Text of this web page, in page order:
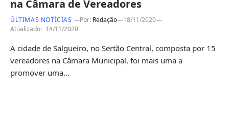
na Câmara de Vereadores
ÚLTIMAS NOTÍCIAS Por: Redação
18/11/2020
Atualizado: 18/11/2020
A cidade de Salgueiro, no Sertão Central, composta por 15
vereadores na Câmara Municipal, foi mais uma a
promover uma…